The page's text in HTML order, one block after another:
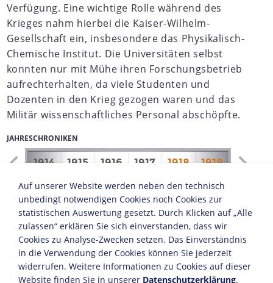
Verfügung. Eine wichtige Rolle während des
Krieges nahm hierbei die Kaiser-Wilhelm-
Gesellschaft ein, insbesondere das Physikalisch-
Chemische Institut. Die Universitäten selbst
konnten nur mit Mühe ihren Forschungsbetrieb
aufrechterhalten, da viele Studenten und
Dozenten in den Krieg gezogen waren und das
Militär wissenschaftliches Personal abschöpfte.
JAHRESCHRONIKEN
1913 1914 1915 1916 1917 1918 1919 1920
Mit Kriegsbeginn im August 1914 trat fast die Hälfte der
Studenten in die Armee ein, wodurch die Lehre vorzeitig
eingestellt werden musste. Ein breiter gesellschaftlicher
Konsens bestand jedoch dahingehend, dass die Lehre
im Krieg fortgesetzt werden müsse, da die Öffentlichkeit
die wirtschaftliche Existenz und Führungsrolle
Deutschlands gefährdet sah und die Universitäten für
den internationalen Konkurrenzkampf in der
Auf unserer Website werden neben den technisch
unbedingt notwendigen Cookies noch Cookies zur
statistischen Auswertung gesetzt. Durch Klicken auf „Alle
zulassen“ erklären Sie sich einverstanden, dass wir
Cookies zu Analyse-Zwecken setzen. Das Einverständnis
in die Verwendung der Cookies können Sie jederzeit
widerrufen. Weitere Informationen zu Cookies auf dieser
Website finden Sie in unserer Datenschutzerklärung.